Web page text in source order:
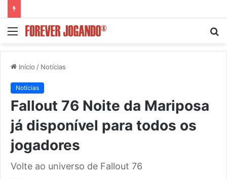
Menu
Início / Notícias
Notícias
Fallout 76 Noite da Mariposa
já disponível para todos os
jogadores
Volte ao universo de Fallout 76